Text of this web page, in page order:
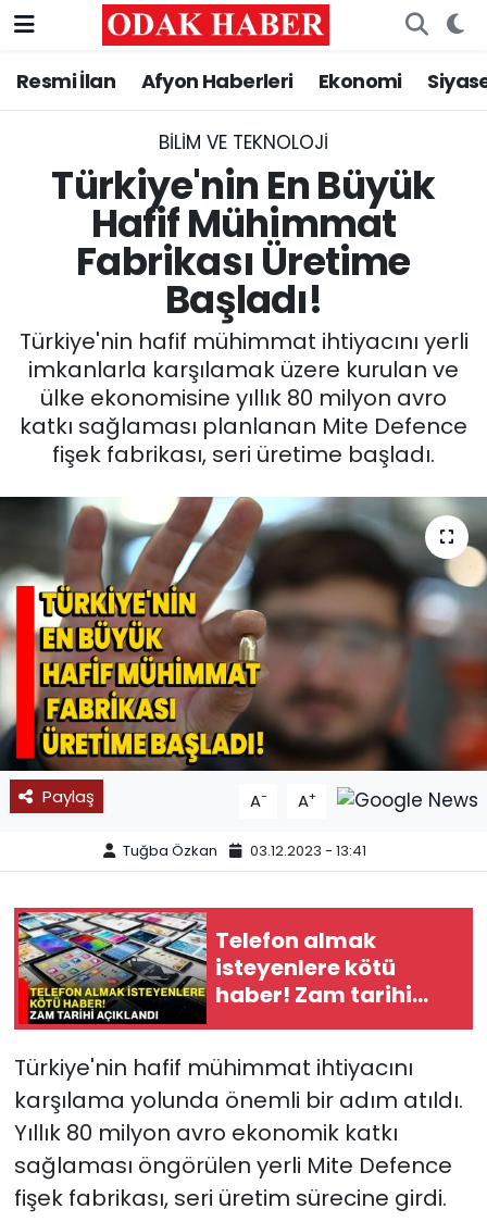
Resmi İlan Afyon Haberleri Ekonomi
BILIM VE TEKNOLOJI
Türkiye'nin En Büyük
Hafif Mühimmat
Fabrikası Üretime
Başladı!
Türkiye'nin hafif mühimmat ihtiyacını yerli
imkanlarla karşılamak üzere kurulan ve
ülke ekonomisine yıllık 80 milyon avro
katkı sağlaması planlanan Mite Defence
fişek fabrikası, seri üretime başladı.
Paylaş A- A+
Tuğba Özkan 03.12.2023 - 13:41
Telefon almak
isteyenlere kötü
haber! Zam tarihi
açıklandı
Türkiye'nin hafif mühimmat ihtiyacını
karşılama yolunda önemli bir adım atıldı.
Yıllık 80 milyon avro ekonomik katkı
sağlaması öngörülen yerli Mite Defence
fişek fabrikası, seri üretim sürecine girdi.
AFYONKARAHİSAR HABERLERİ
Resmi İlan
ASAYİŞ
GÜNCEL
EĞİTİM
MAGAZİN
SAĞLIK
SPOR
11:11 MANŞET
Nöbetçi Eczaneler
Hava Durumu
Trafik Durumu
Süper Lig Puan Durumu ve Fikstür
Tüm Manşetler
Son Dakika Haberleri
Haber Arşivi